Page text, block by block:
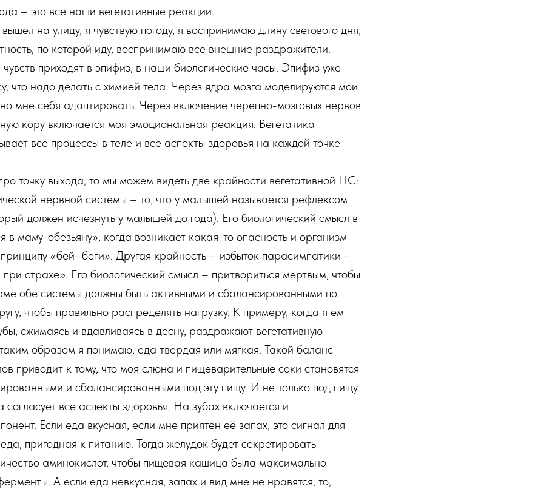
– это все наши вегетативные реакции.
на улицу, я чувствую погоду, я воспринимаю длину светового дня,
по которой иду, воспринимаю все внешние раздражители.
приходят в эпифиз, в наши биологические часы. Эпифиз уже
что надо делать с химией тела. Через ядра мозга моделируются мои
мне себя адаптировать. Через включение черепно-мозговых нервов
кору включается моя эмоциональная реакция. Вегетатика
все процессы в теле и все аспекты здоровья на каждой точке
точку выхода, то мы можем видеть две крайности вегетативной НС:
нервной системы – то, что у малышей называется рефлексом
должен исчезнуть у малышей до года). Его биологический смысл в
в маму-обезьяну», когда возникает какая-то опасность и организм
принципу «бей–беги». Другая крайность – избыток парасимпатики -
страхе». Его биологический смысл – притвориться мертвым, чтобы
обе системы должны быть активными и сбалансированными по
чтобы правильно распределять нагрузку. К примеру, когда я ем
сжимаясь и вдавливаясь в десну, раздражают вегетативную
образом я понимаю, еда твердая или мягкая. Такой баланс
приводит к тому, что моя слюна и пищеварительные соки становятся
и сбалансированными под эту пищу. И не только под пищу.
согласует все аспекты здоровья. На зубах включается и
Если еда вкусная, если мне приятен её запах, это сигнал для
пригодная к питанию. Тогда желудок будет секретировать
аминокислот, чтобы пищевая кашица была максимально
А если еда невкусная, запах и вид мне не нравятся, то,